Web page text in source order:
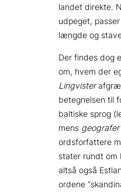
landet direkte.
udpeget,
længde og
Der findes dog
om, hvem der
Lingvister
betegnelsen til
baltiske sprog
mens geografer
ordsforfattere
stater rundt om
altså også
ordene